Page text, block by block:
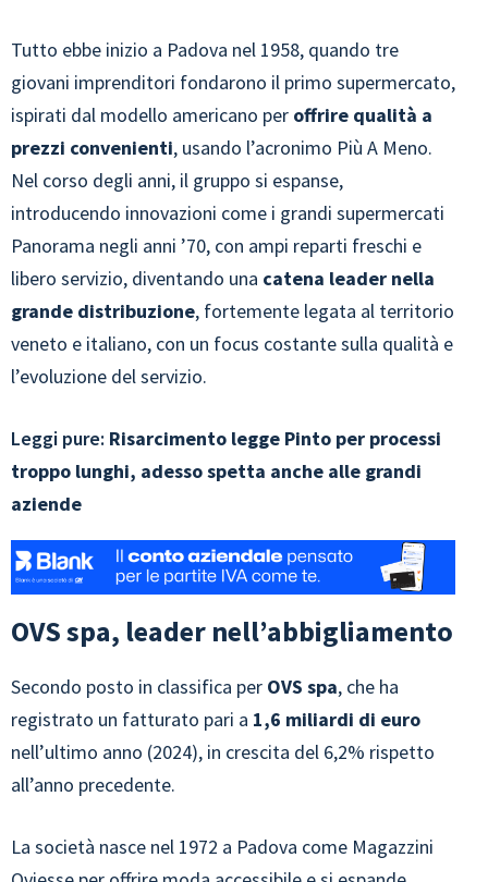
Tutto ebbe inizio a Padova nel 1958, quando tre
giovani imprenditori fondarono il primo supermercato,
ispirati dal modello americano per offrire qualità a
prezzi convenienti, usando l’acronimo Più A Meno.
Nel corso degli anni, il gruppo si espanse,
introducendo innovazioni come i grandi supermercati
Panorama negli anni ’70, con ampi reparti freschi e
libero servizio, diventando una catena leader nella
grande distribuzione, fortemente legata al territorio
veneto e italiano, con un focus costante sulla qualità e
l’evoluzione del servizio.
Leggi pure: Risarcimento legge Pinto per processi
troppo lunghi, adesso spetta anche alle grandi
aziende
OVS spa, leader nell’abbigliamento
Secondo posto in classifica per OVS spa, che ha
registrato un fatturato pari a 1,6 miliardi di euro
nell’ultimo anno (2024), in crescita del 6,2% rispetto
all’anno precedente.
La società nasce nel 1972 a Padova come Magazzini